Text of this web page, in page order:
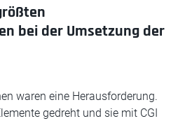
bei der Umsetzung der
waren eine Herausforderung.
gedreht und sie mit CGI